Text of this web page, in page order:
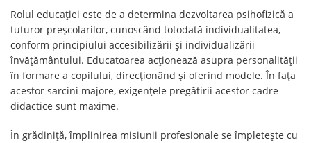
Rolul educației este de a determina dezvoltarea psihofizică a
tuturor preșcolarilor, cunoscând totodată individualitatea,
conform principiului accesibilizării și individualizării
învățământului. Educatoarea acționează asupra personalității
în formare a copilului, direcționând și oferind modele. În fața
acestor sarcini majore, exigențele pregătirii acestor cadre
didactice sunt maxime.
În grădiniță, împlinirea misiunii profesionale se împletește cu